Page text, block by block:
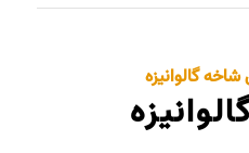
گالوانیزه